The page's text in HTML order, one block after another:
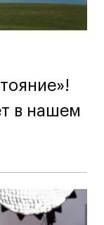
в нашем